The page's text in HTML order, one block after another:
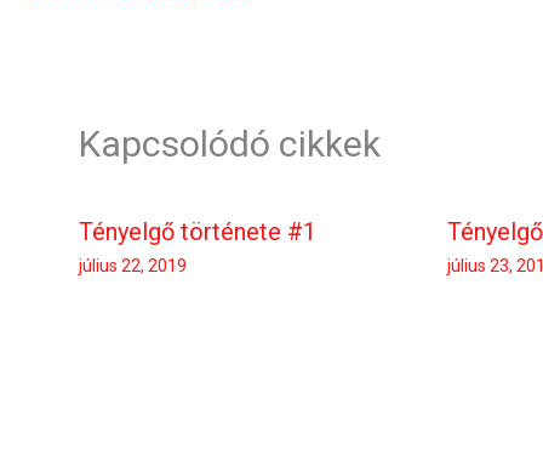
Kapcsolódó cikkek
Tényelgő története #1
július 22, 2019 július 23,